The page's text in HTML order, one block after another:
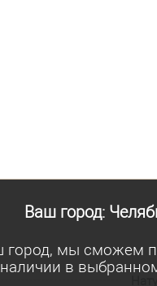
Ваш город:
город, мы сможем
наличии в